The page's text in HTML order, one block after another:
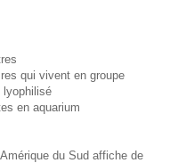
qui vivent en groupe
lyophilisé
en aquarium
du Sud affiche de